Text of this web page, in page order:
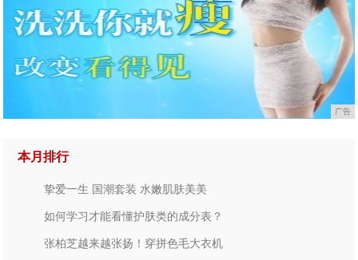
广告
本月排行
挚爱一生 国潮套装 水嫩肌肤美美
如何学习才能看懂护肤类的成分表？
张柏芝越来越张扬！穿拼色毛大衣机